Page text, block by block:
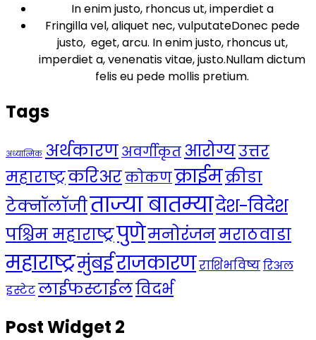
In enim justo, rhoncus ut, imperdiet a
Fringilla vel, aliquet nec, vulputateDonec pede
justo, eget, arcu. In enim justo, rhoncus ut,
imperdiet a, venenatis vitae, justo.Nullam dictum
felis eu pede mollis pretium.
Tags
अध्यात्मिक अर्थकारणअवर्गीकृत आरोग्यउत्तर
महाराष्ट्रकरिअरकोकणक्राईमक्रीडा
टेक्नॉलॉजीताज्या बातम्यादेश-विदेश
पश्चिम महाराष्ट्रपुणेमनोरंजनमराठवाडा
महाराष्ट्रमुंबईराजकारणराशिभविष्यरिअल
इस्टेटलाईफस्टाईलविदर्भ
Post Widget 2